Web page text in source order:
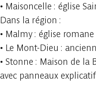
• Maisoncelle : église
Dans la région :
• Malmy : église
• Le Mont-Dieu :
• Stonne : Maison de la
avec panneaux